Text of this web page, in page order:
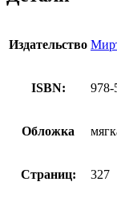
Издательство
ISBN: 978-
Обложка
Страниц: 327